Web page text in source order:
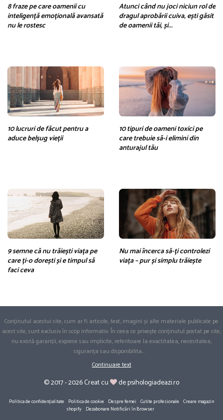
8 fraze pe care oamenii cu
inteligență emoțională avansată
nu le rostesc
Atunci când nu joci niciun rol de
dragul aprobării cuiva, ești găsit
de oamenii tăi, și...
10 lucruri de făcut pentru a
aduce belșug vieții
10 tipuri de oameni toxici pe
care trebuie să-i elimini din
anturajul tău
9 semne că nu trăiești viața pe
care ți-o dorești și e timpul să
faci ceva
Nu mai încerca să-ți controlezi
viața – pur și simplu trăiește
Conținutul acestui site, cum ar fi articole, text, imagini și alte materiale publicate pe
acest site, sunt exclusiv în scop informativ. În ceea ce privește conținutul postat pe site,
nu există garanții, exprese sau implicite, referitoare la exactitatea, necesitatea,
siguranța sau disponibilita...
Continuare text
© 2017 - 2026 Creat cu de psihologiadeazi.ro
Politica de confidențialitate Politica de cookie Despre femei Cutite profesionale Creare magazin
shopify Dezabonare Notificări în Browser